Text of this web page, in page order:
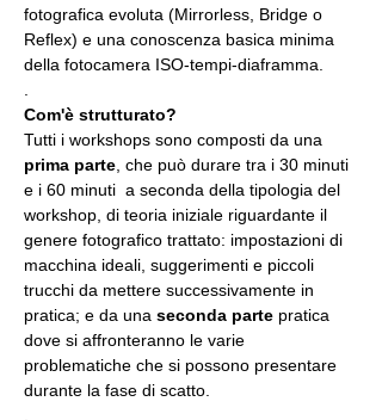
fotografica evoluta (Mirrorless, Bridge o
Reflex) e una conoscenza basica minima
della fotocamera ISO-tempi-diaframma.
Com'è strutturato?
Tutti i workshops sono composti da una
prima parte , che può durare tra i 30 minuti
e i 60 minuti  a seconda della tipologia del
workshop, di teoria iniziale riguardante il
genere fotografico trattato: impostazioni di
macchina ideali, suggerimenti e piccoli
trucchi da mettere successivamente in
pratica; e da una seconda parte pratica
dove si affronteranno le varie
problematiche che si possono presentare
durante la fase di scatto.